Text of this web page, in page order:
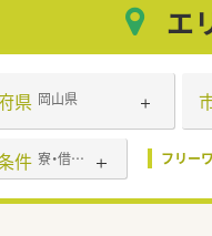
エ
県 岡山県
件 寮・借上社宅あり フリー